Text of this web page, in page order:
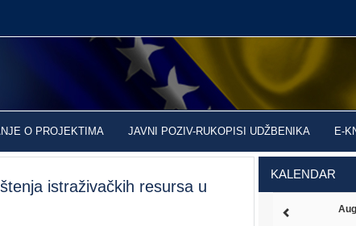
O PROJEKTIMA JAVNI POZIV-RUKOPISI UDŽBENIKA E-
istraživačkih resursa u
KALENDAR